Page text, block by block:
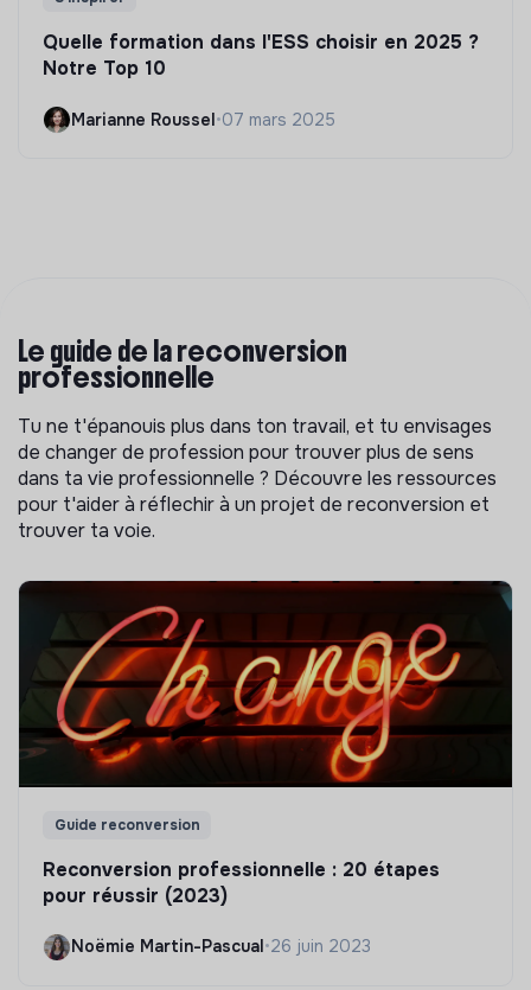
Quelle formation dans l'ESS choisir en 2025 ?
Notre Top 10
Marianne Roussel•07 mars 2025
Le guide de la reconversion
professionnelle
Tu ne t'épanouis plus dans ton travail, et tu envisages
de changer de profession pour trouver plus de sens
dans ta vie professionnelle ? Découvre les ressources
pour t'aider à réflechir à un projet de reconversion et
trouver ta voie.
Guide reconversion
Reconversion professionnelle : 20 étapes
pour réussir (2023)
Noëmie Martin-Pascual •26 juin 2023